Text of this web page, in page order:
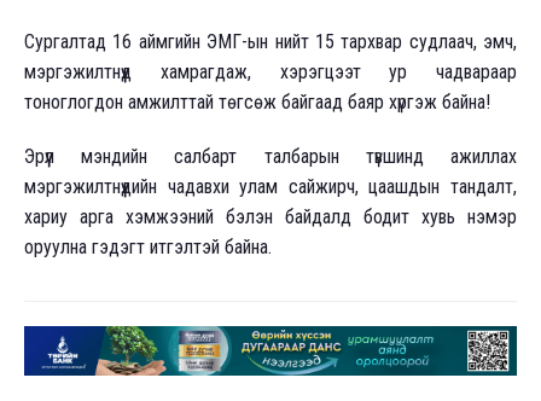
Сургалтад 16 аймгийн ЭМГ-ын нийт 15 тархвар судлаач, эмч,
мэргэжилтнүүд хамрагдаж, хэрэгцээт ур чадвараар
тоноглогдон амжилттай төгсөж байгаад баяр хүргэж байна!
Эрүүл мэндийн салбарт талбарын түвшинд ажиллах
мэргэжилтнүүдийн чадавхи улам сайжирч, цаашдын тандалт,
хариу арга хэмжээний бэлэн байдалд бодит хувь нэмэр
оруулна гэдэгт итгэлтэй байна.